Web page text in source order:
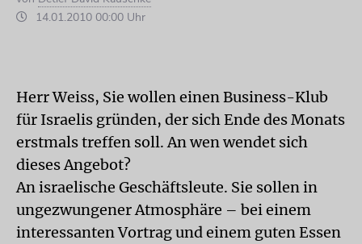
14.01.2010 00:00 Uhr
Herr Weiss, Sie wollen einen Business-Klub
für Israelis gründen, der sich Ende des Monats
erstmals treffen soll. An wen wendet sich
dieses Angebot?
An israelische Geschäftsleute. Sie sollen in
ungezwungener Atmosphäre – bei einem
interessanten Vortrag und einem guten Essen